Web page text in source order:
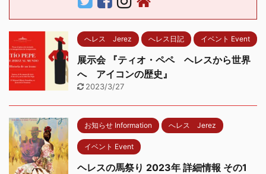
へレス Jerez へレス日記 イベント Event
展示会 『ティオ・ペペ ヘレスから世界
へ アイコンの歴史』
2023/3/27
お知らせ Information へレス Jerez
イベント Event
ヘレスの馬祭り 2023年 詳細情報 その1